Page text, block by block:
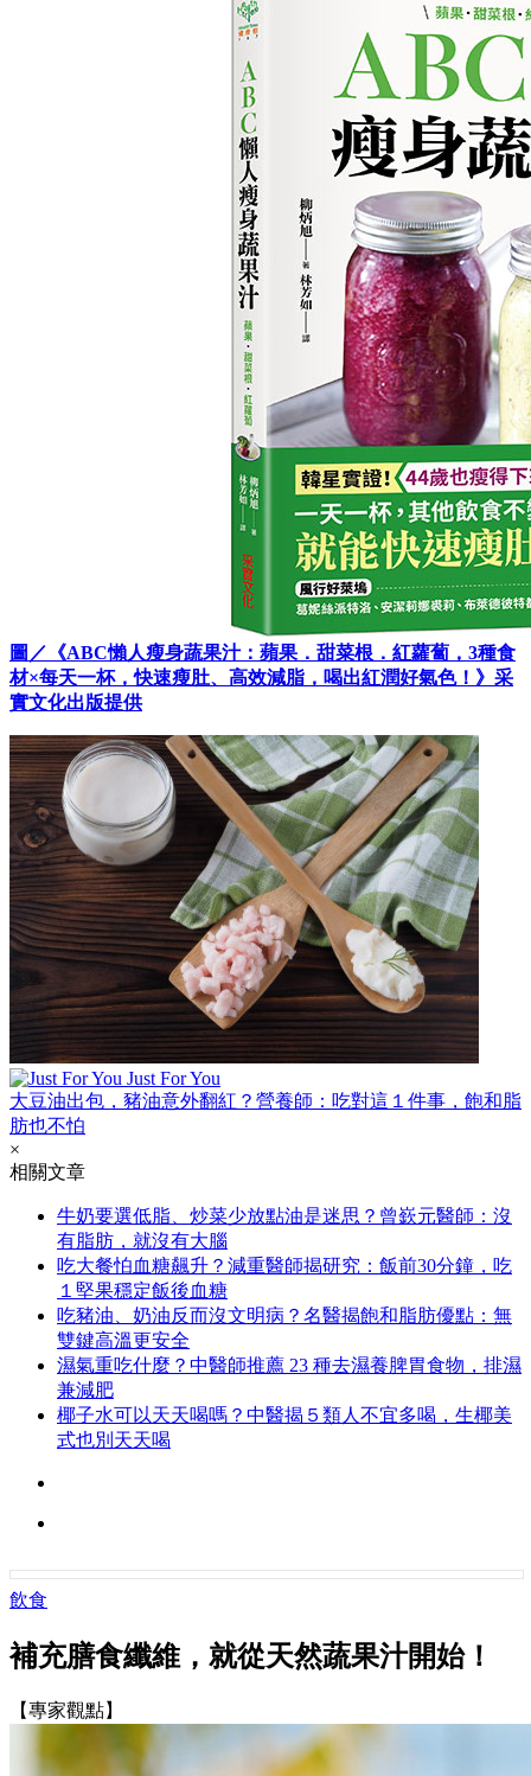
圖／《ABC懶人瘦身蔬果汁：蘋果．甜菜根．紅蘿蔔，3種食
材×每天一杯，快速瘦肚、高效減脂，喝出紅潤好氣色！》采
實文化出版提供
Just For You
大豆油出包，豬油意外翻紅？營養師：吃對這１件事，飽和脂
肪也不怕
×
相關文章
牛奶要選低脂、炒菜少放點油是迷思？曾嶔元醫師：沒
有脂肪，就沒有大腦
吃大餐怕血糖飆升？減重醫師揭研究：飯前30分鐘，吃
１堅果穩定飯後血糖
吃豬油、奶油反而沒文明病？名醫揭飽和脂肪優點：無
雙鍵高溫更安全
濕氣重吃什麼？中醫師推薦 23 種去濕養脾胃食物，排濕
兼減肥
椰子水可以天天喝嗎？中醫揭５類人不宜多喝，生椰美
式也別天天喝
飲食
補充膳食纖維，就從天然蔬果汁開始！
【專家觀點】